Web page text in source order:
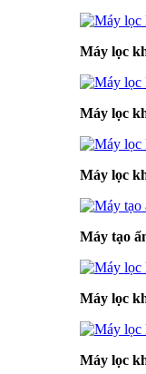
Máy lọc
Máy lọc
Máy lọc
Máy tạo
Máy lọc
Máy lọc